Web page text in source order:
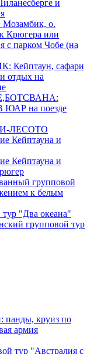
и
о.
Крюгера или
с парком Чобе (на
сафари
отдых на
ЮАР на поезде
ЛЕСОТО
Кейптауна и
Кейптауна и
групповой
к белым
"Два океана"
групповой тур
панды, круиз по
армия
тур "Австралия с